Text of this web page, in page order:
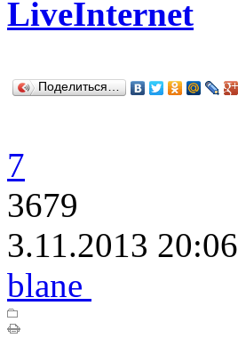
LiveInternet
Поделиться…
7
3679
3.11.2013 20:06
blane